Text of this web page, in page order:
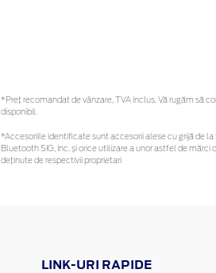
*Preţ recomandat de vânzare, TVA inclus. Vă rugăm să
disponibil.
*Accesoriile identificate sunt accesorii alese cu grijă de
Bluetooth SIG, Inc. și orice utilizare a unor astfel de
deținute de respectivii proprietari
LINK-URI RAPIDE